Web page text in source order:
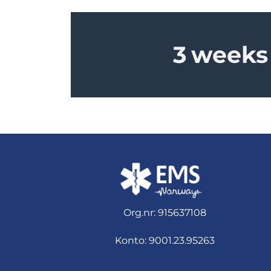
3weeks
Org.nr: 915637108
Konto: 9001.23.95263